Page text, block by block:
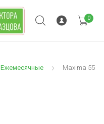
0
Ежемесячные
Maxima 55